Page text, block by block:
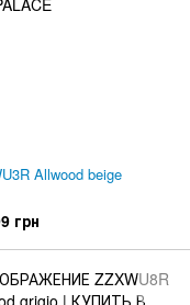
Allwood beige
грн